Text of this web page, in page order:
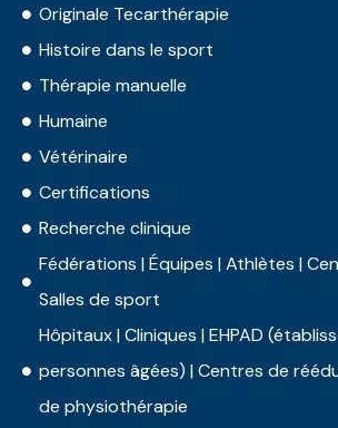
Originale Tecarthérapie
Histoire dans le sport
Thérapie manuelle
Humaine
Vétérinaire
Certifications
Recherche clinique
Fédérations | Équipes | Athlètes |
Salles de sport
Hôpitaux | Cliniques | EHPAD
personnes âgées) | Centres de
de physiothérapie